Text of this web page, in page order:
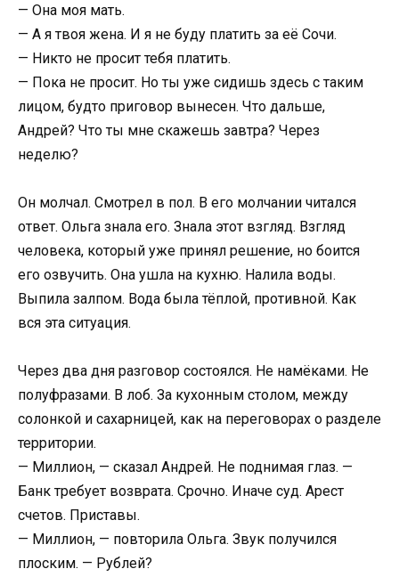
— Она моя мать.
— А я твоя жена. И я не буду платить за её Сочи.
— Никто не просит тебя платить.
— Пока не просит. Но ты уже сидишь здесь с таким
лицом, будто приговор вынесен. Что дальше,
Андрей? Что ты мне скажешь завтра? Через
неделю?
Он молчал. Смотрел в пол. В его молчании читался
ответ. Ольга знала его. Знала этот взгляд. Взгляд
человека, который уже принял решение, но боится
его озвучить. Она ушла на кухню. Налила воды.
Выпила залпом. Вода была тёплой, противной. Как
вся эта ситуация.
Через два дня разговор состоялся. Не намёками. Не
полуфразами. В лоб. За кухонным столом, между
солонкой и сахарницей, как на переговорах о разделе
территории.
— Миллион, — сказал Андрей. Не поднимая глаз. —
Банк требует возврата. Срочно. Иначе суд. Арест
счетов. Приставы.
— Миллион, — повторила Ольга. Звук получился
плоским. — Рублей?